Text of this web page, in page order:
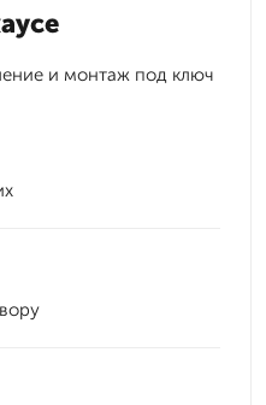
и монтаж под ключ